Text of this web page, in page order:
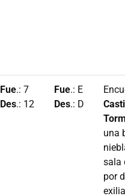
Fue.: 7
Des.: 12
Fue.: E
Des.: D
una
sala
por